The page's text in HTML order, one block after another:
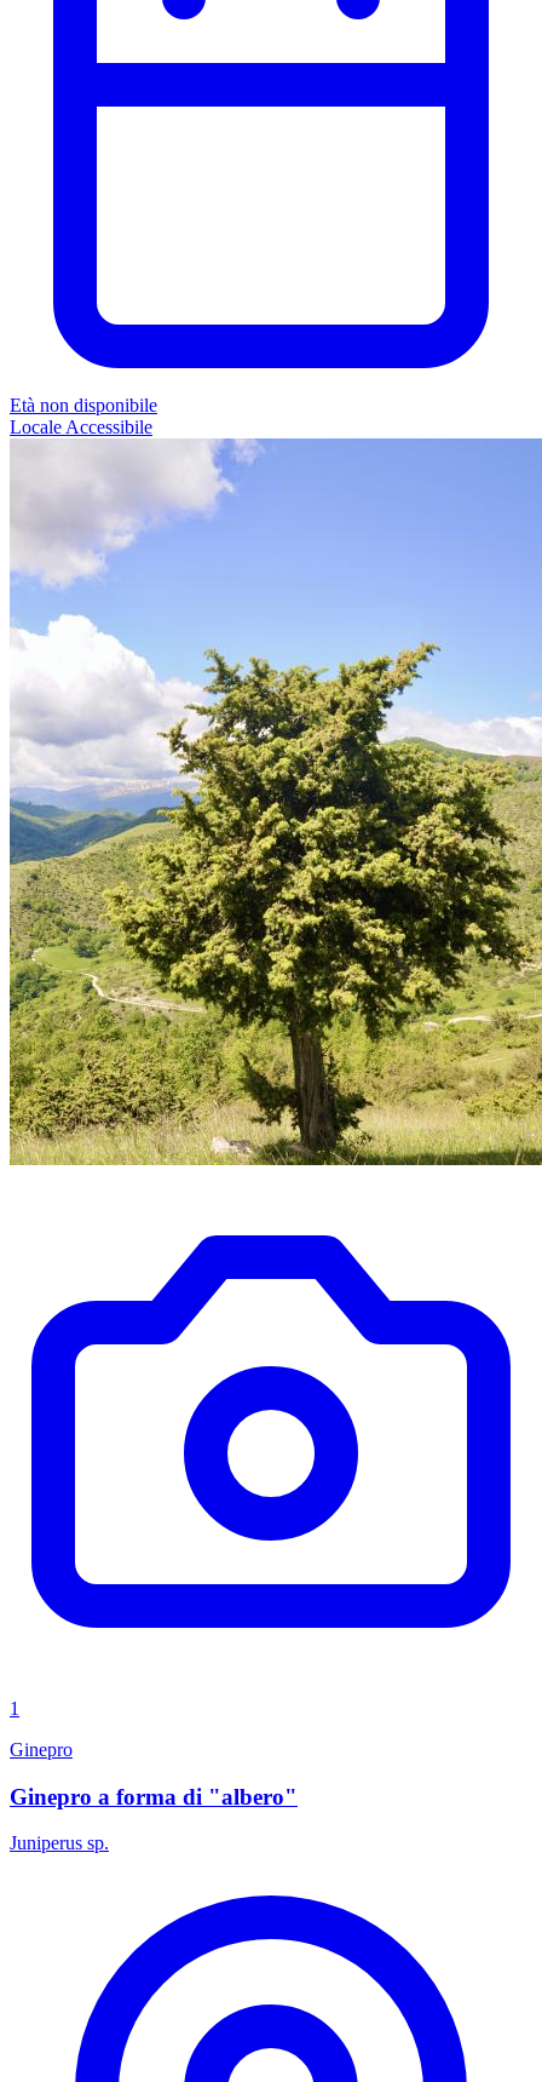
Età non disponibile
Locale Accessibile
1
Ginepro
Ginepro a forma di "albero"
Juniperus sp.